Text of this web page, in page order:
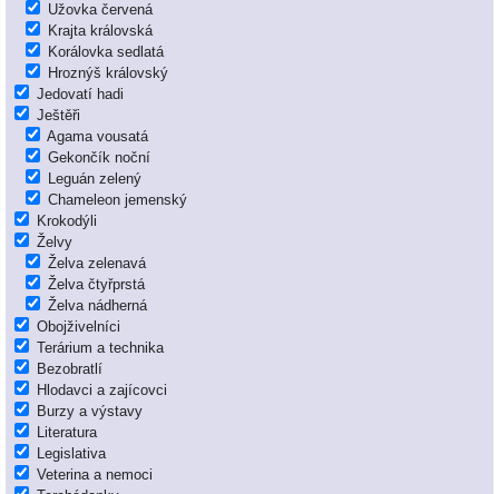
Užovka červená
Krajta královská
Korálovka sedlatá
Hroznýš královský
Jedovatí hadi
Ještěři
Agama vousatá
Gekončík noční
Leguán zelený
Chameleon jemenský
Krokodýli
Želvy
Želva zelenavá
Želva čtyřprstá
Želva nádherná
Obojživelníci
Terárium a technika
Bezobratlí
Hlodavci a zajícovci
Burzy a výstavy
Literatura
Legislativa
Veterina a nemoci